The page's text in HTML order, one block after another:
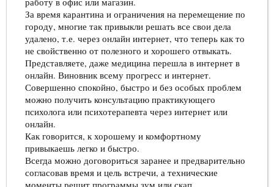
За время карантина и ограничения на перемещение по
городу, многие так привыкли решать все свои дела
удалено, т.е. через онлайн интернет, что теперь как то
не свойственно от полезного и хорошего отвыкать.
Представляете, даже медицина перешла в интернет в
онлайн. Виновник всему прогресс и интернет.
Совершенно спокойно, быстро и без особых проблем
можно получить консультацию практикующего
психолога или психотерапевта через интернет или
онлайн.
Как говорится, к хорошему и комфортному
привыкаешь легко и быстро.
Всегда можно договориться заранее и предварительно
согласовав время и цель встречи, а технические